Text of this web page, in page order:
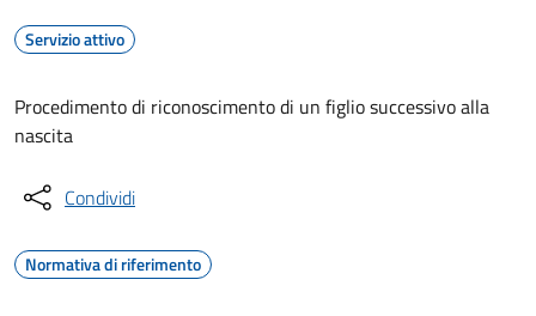
Servizio attivo
Procedimento di riconoscimento di un figlio successivo alla
nascita
Condividi
Normativa di riferimento